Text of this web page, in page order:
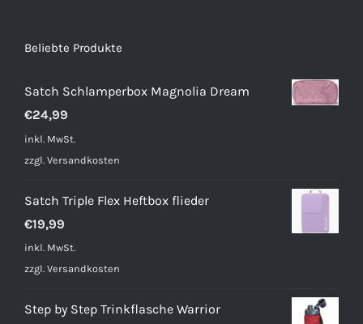
Beliebte Produkte
Satch Schlamperbox Magnolia Dream
€24,99
inkl. MwSt.
zzgl. Versandkosten
Satch Triple Flex Heftbox flieder
€19,99
inkl. MwSt.
zzgl. Versandkosten
Step by Step Trinkflasche Warrior